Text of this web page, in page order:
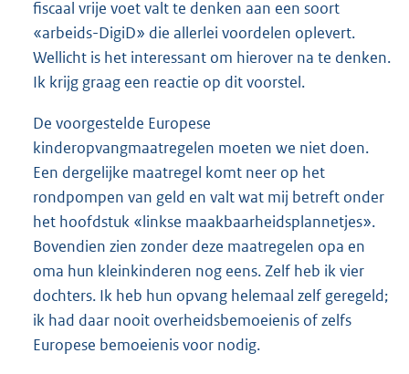
fiscaal vrije voet valt te denken aan een soort
«arbeids-DigiD» die allerlei voordelen oplevert.
Wellicht is het interessant om hierover na te denken.
Ik krijg graag een reactie op dit voorstel.
De voorgestelde Europese
kinderopvangmaatregelen moeten we niet doen.
Een dergelijke maatregel komt neer op het
rondpompen van geld en valt wat mij betreft onder
het hoofdstuk «linkse maakbaarheidsplannetjes».
Bovendien zien zonder deze maatregelen opa en
oma hun kleinkinderen nog eens. Zelf heb ik vier
dochters. Ik heb hun opvang helemaal zelf geregeld;
ik had daar nooit overheidsbemoeienis of zelfs
Europese bemoeienis voor nodig.